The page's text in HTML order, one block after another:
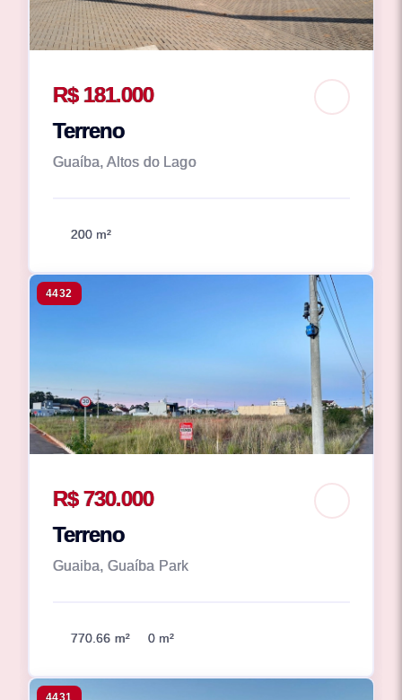
R$ 181.000
Terreno
Guaíba, Altos do Lago
200 m²
4432
R$ 730.000
Terreno
Guaiba, Guaíba Park
770.66 m² 0 m²